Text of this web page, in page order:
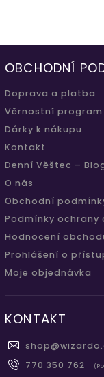
OBCHODNÍ
Doprava a platba
Věrnostní program
Dárky k nákupu
Kontakt
Denní Věštec –
O nás
Obchodní
Podmínky ochrany
Hodnocení
Prohlášení o
Moje objednávka
KONTAKT
shop@
770 350 762